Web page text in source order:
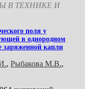
В ТЕХНИКЕ И
поля у
в однородном
заряженной капли
, Рыбакова М.В.,